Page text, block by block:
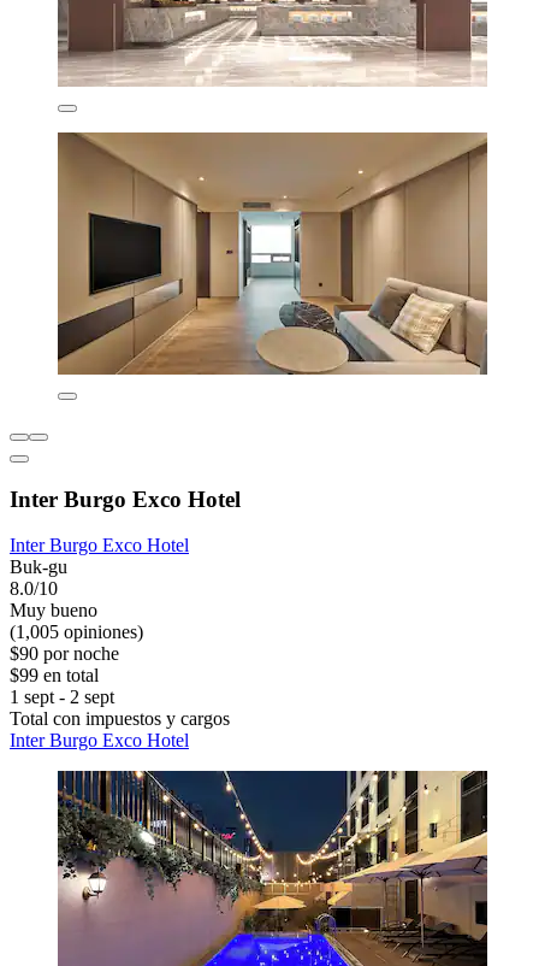
Inter Burgo Exco Hotel
Inter Burgo Exco Hotel
Buk-gu
8.0/10
Muy bueno
(1,005 opiniones)
$90 por noche
$99 en total
1 sept - 2 sept
Total con impuestos y cargos
Inter Burgo Exco Hotel